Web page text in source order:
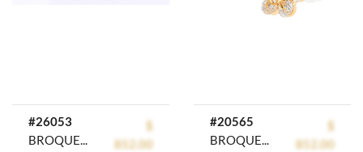
#26053
$
852.00
BROQUEL CHAPA CRYSTIME
#20565
$
852.00
BROQUEL CHAPA CRYSTIME